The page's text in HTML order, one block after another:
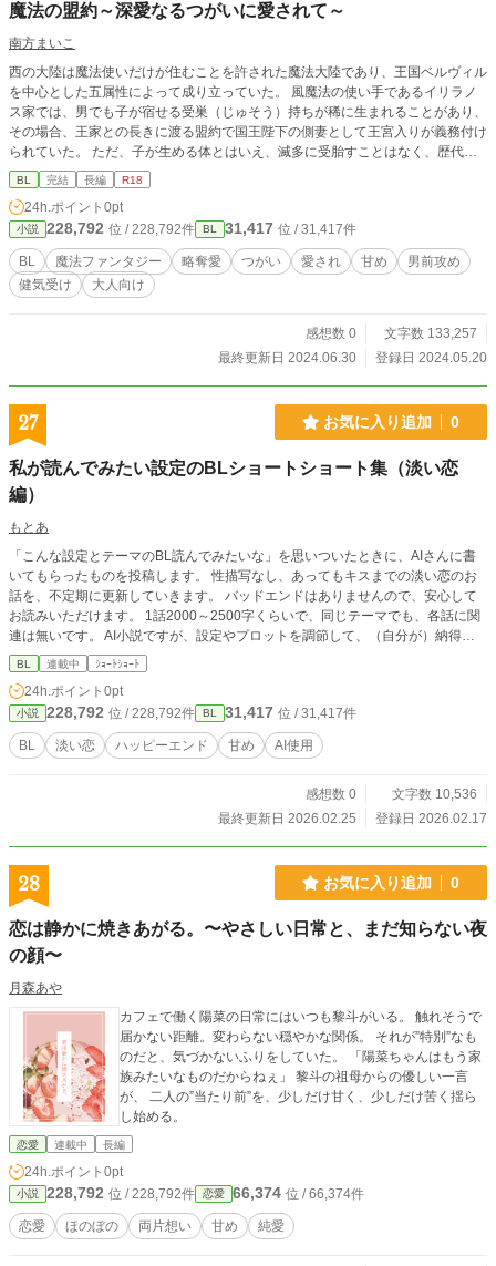
魔法の盟約～深愛なるつがいに愛されて～
南方まいこ
西の大陸は魔法使いだけが住むことを許された魔法大陸であり、王国ベルヴィル
を中心とした五属性によって成り立っていた。 風魔法の使い手であるイリラノ
ス家では、男でも子が宿せる受巣（じゅそう）持ちが稀に生まれることがあり、
その場合、王家との長きに渡る盟約で国王陛下の側妻として王宮入りが義務付け
られていた。 ただ、子が生める体とはいえ、滅多に受胎すことはなく、歴代の
祖先の中でも片手で数える程度しか記録が無かった。 しかも、受巣持ちは体内
に魔力が封印されており、子を生まない限り魔法を唱えても発動せず、当人にし
てみれば厄介な物だった。 数百年ぶりに生まれた受巣持ちのリュシアは、陛下
への贈り物として大切に育てられ、ようやく側妻として宮入りをする時がやって
来たが、宮入前に王妃の専属侍女に『懐妊』、つまり妊娠することだけは避けて
欲しいと念を押されてしまう。 元々、滅多なことがない限り妊娠は難しいと聞
かされているだけに、リュシアも大丈夫だと安心していた。けれど――。
BL 完結 長編 R18
24h.ポイント 0pt
小説 228,792 位 / 228,792件 BL 31,417 位 / 31,417件
BL 魔法ファンタジー 略奪愛 つがい 愛され 甘め
男前攻め
健気受け
大人向け
感想数 0
文字数 133,257
最終更新日 2024.06.30
登録日 2024.05.20
27 お気に入り追加 0
私が読んでみたい設定のBLショートショート集（淡い恋
編）
もとあ
「こんな設定とテーマのBL読んでみたいな」を思いついたときに、AIさんに書
いてもらったものを投稿します。 性描写なし、あってもキスまでの淡い恋のお
話を、不定期に更新していきます。 バッドエンドはありませんので、安心して
お読みいただけます。 1話2000～2500字くらいで、同じテーマでも、各話に関
連は無いです。 AI小説ですが、設定やプロットを調節して、（自分が）納得で
きるレベルにきゅんとするお話にしていく予定です。 お読みいただけたら嬉し
いです。
BL 連載中 ｼｮｰﾄｼｮｰﾄ
24h.ポイント 0pt
小説 228,792 位 / 228,792件 BL 31,417 位 / 31,417件
BL 淡い恋 ハッピーエンド 甘め AI使用
感想数 0
文字数 10,536
最終更新日 2026.02.25
登録日 2026.02.17
28 お気に入り追加 0
恋は静かに焼きあがる。〜やさしい日常と、まだ知らない夜
の顔〜
月森あや
カフェで働く陽菜の日常にはいつも黎斗がいる。 触れそうで
届かない距離。変わらない穏やかな関係。 それが”特別”なも
のだと、気づかないふりをしていた。 「陽菜ちゃんはもう家
族みたいなものだからねぇ」 黎斗の祖母からの優しい一言
が、 二人の”当たり前”を、少しだけ甘く、少しだけ苦く揺ら
し始める。
恋愛 連載中 長編
24h.ポイント 0pt
小説 228,792 位 / 228,792件 恋愛 66,374 位 / 66,374件
恋愛 ほのぼの 両片想い 甘め 純愛